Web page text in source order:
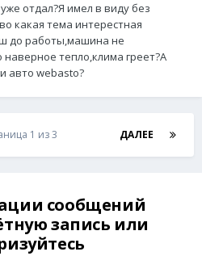
отдал?Я имел в виду без
какая тема интерестная
до работы,машина не
наверное тепло,клима греет?A
авто webasto?
ДАЛЕЕ
1 из 3
сообщений
запись или